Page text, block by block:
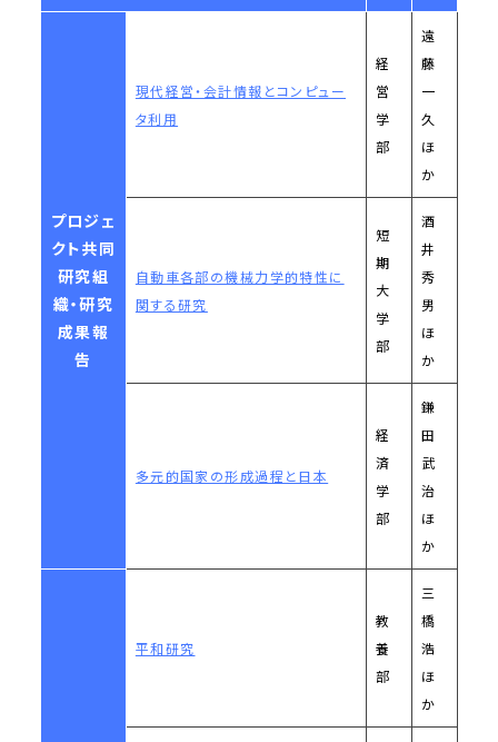
プロジェ
クト共同
研究組
織・研究
成果報
告
現代経営・会計情報とコンピュー
タ利用
経
営
学
部
遠
藤
一
久
ほ
か
自動車各部の機械力学的特性に
関する研究
短
期
大
学
部
酒
井
秀
男
ほ
か
多元的国家の形成過程と日本
経
済
学
部
鎌
田
武
治
ほ
か
平和研究
教
養
部
三
橋
浩
ほ
か